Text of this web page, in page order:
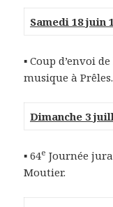
Samedi 18 juin
▪ Coup d’envoi
musique à Prêles.
Dimanche 3
▪ 64e Journée
Moutier.